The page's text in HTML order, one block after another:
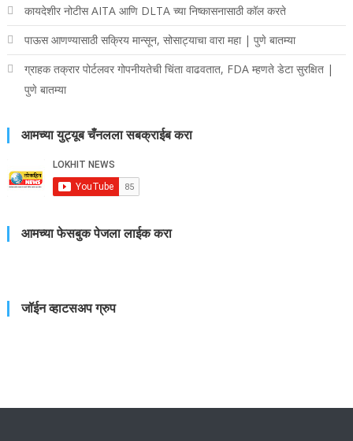
कायदेशीर नोटीस AITA आणि DLTA च्या निष्कासनासाठी कॉल करते
पाऊस आणण्यासाठी सक्रिय मान्सून, सोसाट्याचा वारा महा | पुणे बातम्या
ग्राहक तक्रार पोर्टलवर गोपनीयतेची चिंता वाढवतात, FDA म्हणते डेटा सुरक्षित |
पुणे बातम्या
आमच्या युट्यूब चँनलला सबक्राईब करा
आमच्या फेसबुक पेजला लाईक करा
जॉईन व्हाटसअप ग्रुप